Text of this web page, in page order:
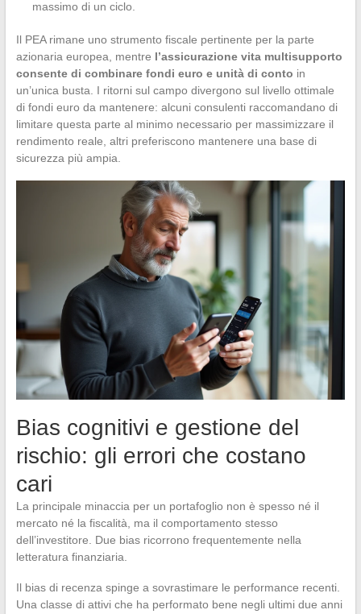
massimo di un ciclo.
Il PEA rimane uno strumento fiscale pertinente per la parte
azionaria europea, mentre l’assicurazione vita multisupporto
consente di combinare fondi euro e unità di conto in
un’unica busta. I ritorni sul campo divergono sul livello ottimale
di fondi euro da mantenere: alcuni consulenti raccomandano di
limitare questa parte al minimo necessario per massimizzare il
rendimento reale, altri preferiscono mantenere una base di
sicurezza più ampia.
Bias cognitivi e gestione del
rischio: gli errori che costano
cari
La principale minaccia per un portafoglio non è spesso né il
mercato né la fiscalità, ma il comportamento stesso
dell’investitore. Due bias ricorrono frequentemente nella
letteratura finanziaria.
Il bias di recenza spinge a sovrastimare le performance recenti.
Una classe di attivi che ha performato bene negli ultimi due anni